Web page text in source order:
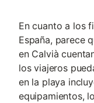
En cuanto a los
España, parece
en Calvià
los viajeros
en la playa
equipamientos,